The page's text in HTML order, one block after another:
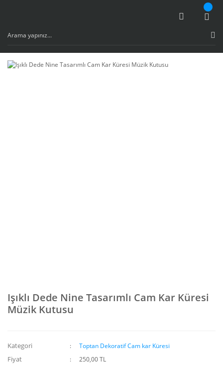
Işıklı Dede Nine Tasarımlı Cam Kar Küresi
Müzik Kutusu
Kategori Toptan Dekoratif Cam kar Küresi
Fiyat 250,00 TL